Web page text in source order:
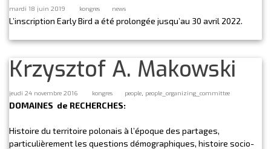
mardi 18 juin 2019 kongres news
L’inscription Early Bird a été prolongée jusqu’au 30 avril 2022.
Krzysztof A. Makowski
jeudi 24 novembre 2016 kongres people, people_organizing_committee
DOMAINES de RECHERCHES:
Histoire du territoire polonais à l’époque des partages,
particulièrement les questions démographiques, histoire socio-